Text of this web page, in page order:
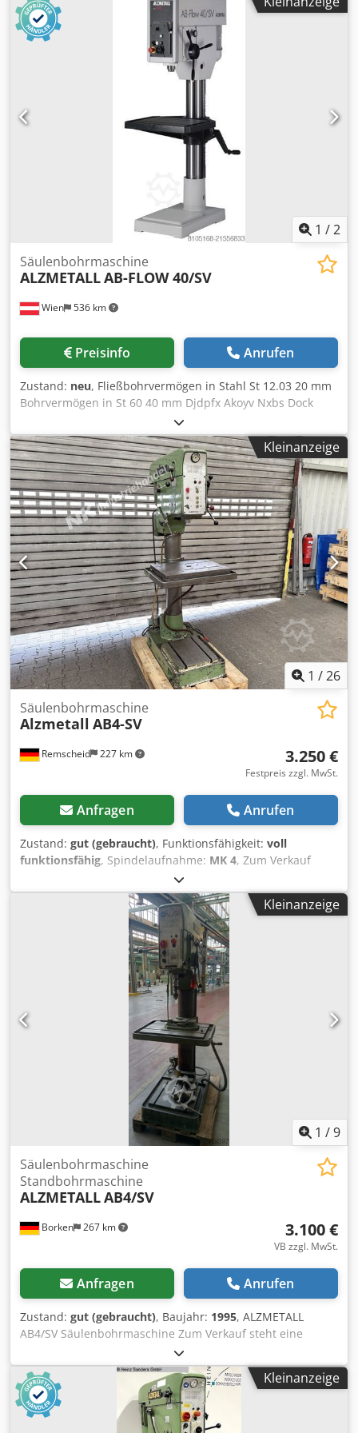
Säulendurchmesser 145 mm Vorschub 0.1-0.2-0.3-0.4
mm/U Abstand Spindel / Tisch 147 / 688 mm Motorleistung
1.8 / 2.9 kW Gewicht 450 kg Maschinenhöhe 1865 mm
Ausstattung : - automatischer Vorschub mit elektromagn.
Vorschubkupplung - 4 Vorschubstufen 0,1-0,2-0,3-0,4
mm/U - stufenlose Drehzahleinstellung - digitale
Drehzahlanzeige - Vorschub Überlastsicherung -
Spindelschutz mit elektr. Absicherung - digitale
Drehzahlanzeige - bearbeitete Grundplatte - Motor 1,8 /
2,9 KW - 100 - 1600 U/min. Sonderzubehör inklusive: - LED-
Maschinenleuchte Pos. 12. - Gewindeschneideinrichtung
Pos. 20.0 Dsdpfx Ajxabq Iek Dock (Gewindeschneiden mit
Anschlag) - Kühlmitteleinrichtung "A" Pos. 24.
(Kühlmittelgrundplatte, komplett) - digitale
Bohrtiefenanzeige Pos. 37.1 (5-stellige LED Anzeige)
1 /2
Wien 536 km
Säulenbohrmaschine
ALZMETALLAB-FLOW 40/SV
Preisinfo Anrufen
Zustand: neu, Fließbohrvermögen in Stahl St 12.03 20 mm
Bohrvermögen in St 60 40 mm Djdpfx Akoyv Nxbs Dock
Kurzspindel MK 4 Spindelhub 160 mm Ausladung 300 mm
Säulendurchmesser 145 mm Maschinentisch - nutzbare
Auflage 615x430 mm T-Nuten Anzahl - Breite - Abstand
2x14x224 mm Abstand Spindel / Tisch 147/688 mm
Vorschub 0,1-0,2-0,3-0,4 mm/U Spindeldrehzahl 140-4000
U/min. Gesamtleistungsbedarf 4,0 kW Maschinenhöhe
1885 mm Serienmäßige Ausstattung: - Elektromagnetische
Vorschubkupplung mit Überlastsicherung und elektrischer
Griffkreuzschaltung - Steuer- und Lichttrafo -
Hauptschalter abschließbar - Motor mit
Wärmeschutzkontakt - Pilzdrucktaster (verrastend) für
NOT-AUS in der Frontplatte - Rechtslauf durch
Schützsteuerung - Drehzahlverstellung stufenlos -
Drehzahlanzeige digital - Drehzahleinstellung elektrisch -
Schutzart IP 54 - Motor-Isolationsklasse "F" - Spindelschutz
mit elektrischer Absicherung
Kleinanzeige
1 /26
Remscheid 227 km
Säulenbohrmaschine
Alzmetall AB4-SV
3.250 €
Festpreis zzgl. MwSt.
Anfragen Anrufen
Zustand: gut (gebraucht), Funktionsfähigkeit: voll
funktionsfähig, Spindelaufnahme: MK 4, Zum Verkauf
steht eine Säulenbohrmaschine der Marke Alzmetall in
gutem, gebrauchten Zustand, wie auf den Bildern zu
sehen. Dsdpfezqnuusx Ak Deck Technische Daten: •
Hersteller: Alzmetall • Modell: AB4-SV • Drehzahl: ca. 60 -
765 U/min • Pinolenhub: ca. 180 mm • Vorschub-
Geschwindigkeiten: 0,15 / 0,2 / 0,3 / 0,36 mm/U •
Tischgröße: ca. 600 x 450 mm • Mit Kühlmittelpumpe •
Anschluss: 16A CEE Stecker • Zustand: Gebraucht,
funktionsfähig Die Maschine kann jederzeit besichtigt und
getestet werden! Versandkosten per Spedition: ca. 190€
International Buyers are Welcome! Sie erhalten eine
Rechnung mit ausgewiesener Mehrwertsteuer.
Besichtigung / Abholung ist nach Absprache in 42855
Remscheid möglich. Verkauf ab Standort 42855
Remscheid, frei verladen. Irrtum in technischen Daten und
Zwischenverkauf vorbehalten.
Kleinanzeige
1 /9
Borken 267 km
Säulenbohrmaschine
Standbohrmaschine
ALZMETALLAB4/SV
3.100 €
VB zzgl. MwSt.
Anfragen Anrufen
Zustand: gut (gebraucht), Baujahr: 1995, ALZMETALL
AB4/SV Säulenbohrmaschine Zum Verkauf steht eine
gebrauchte ALZMETALL Säulenbohrmaschine vom Typ
AB4/SV aus dem Baujahr 1995. Die Maschine ist für
professionelle Bohrarbeiten in Werkstatt, Produktion,
Metallverarbeitung, Instandhaltung und Maschinenbau
geeignet. Dank ihrer robusten Bauweise eignet sie sich
Kleinanzeige